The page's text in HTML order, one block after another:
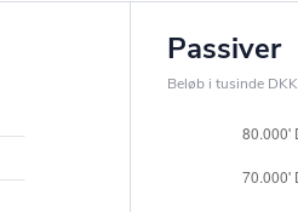
Passiver
Beløb i tusinde DKK